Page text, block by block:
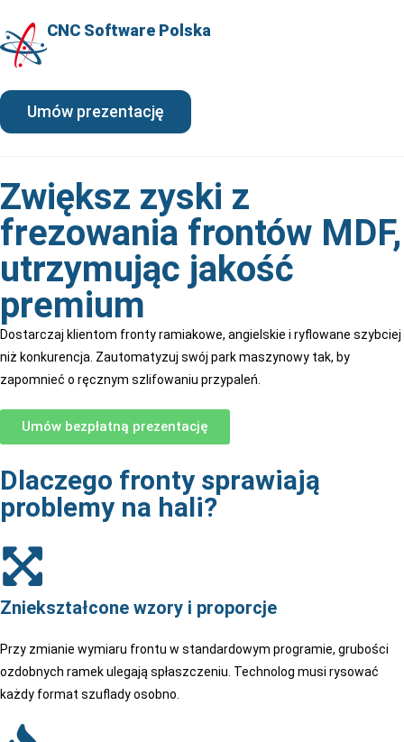
CNC Software Polska
Umów prezentację
Zwiększ zyski z
frezowania frontów MDF,
utrzymując jakość
premium
Dostarczaj klientom fronty ramiakowe, angielskie i ryflowane szybciej
niż konkurencja. Zautomatyzuj swój park maszynowy tak, by
zapomnieć o ręcznym szlifowaniu przypaleń.
Umów bezpłatną prezentację
Dlaczego fronty sprawiają
problemy na hali?
Zniekształcone wzory i proporcje
Przy zmianie wymiaru frontu w standardowym programie, grubości
ozdobnych ramek ulegają spłaszczeniu. Technolog musi rysować
każdy format szuflady osobno.